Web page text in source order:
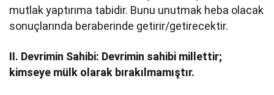
mutlak yaptırıma tabidir. Bunu unutmak heba olacak
sonuçlarında beraberinde getirir/getirecektir.
II. Devrimin Sahibi: Devrimin sahibi millettir;
kimseye mülk olarak bırakılmamıştır.